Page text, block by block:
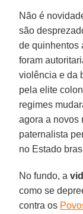
Não é
são
de quinhentos
foram
violência e da
pela elite
regimes
agora a novos
paternalista
no Estado
No fundo, a
como se
contra os